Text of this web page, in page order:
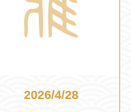
2026/4/28